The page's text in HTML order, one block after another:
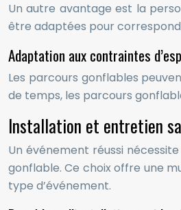
Un autre avantage est la
être adaptées pour
Adaptation aux contraintes
Les parcours gonflables
de temps, les parcours
Installation et entretien
Un événement réussi
gonflable. Ce choix offre une
type d’événement.